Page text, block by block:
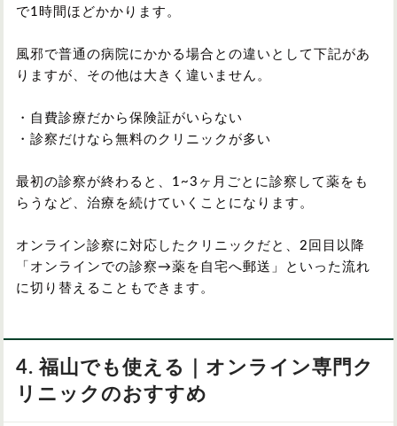
で1時間ほどかかります。
風邪で普通の病院にかかる場合との違いとして下記があ
りますが、その他は大きく違いません。
・自費診療だから保険証がいらない
・診察だけなら無料のクリニックが多い
最初の診察が終わると、1~3ヶ月ごとに診察して薬をも
らうなど、治療を続けていくことになります。
オンライン診察に対応したクリニックだと、2回目以降
「オンラインでの診察→薬を自宅へ郵送」といった流れ
に切り替えることもできます。
4. 福山でも使える｜オンライン専門ク
リニックのおすすめ